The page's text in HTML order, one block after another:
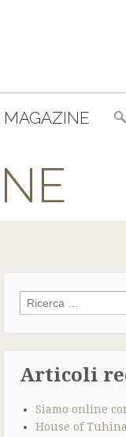
MAGAZINE
Search
for:
Articoli
Siamo online
House of